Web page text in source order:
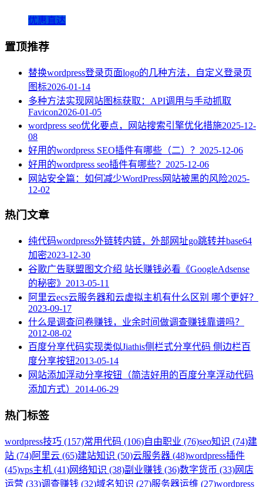
优惠直达
置顶推荐
替换wordpress登录页面logo的几种方法，自定义登录页
图标2026-01-14
多种方法实现网站图标获取：API调用与手动抓取
Favicon2026-01-05
wordpress seo优化要点，网站搜索引擎优化措施2025-12-
08
好用的wordpress SEO插件有哪些（二）？ 2025-12-06
好用的wordpress seo插件有哪些？ 2025-12-06
网站安全篇：如何减少WordPress网站被黑的风险2025-
12-02
热门文章
纯代码wordpress外链转内链，外部网址go跳转并base64
加密2023-12-30
谷歌广告联盟图文介绍 站长赚钱必看《GoogleAdsense
的秘密》 2013-05-11
阿里云ecs云服务器和云虚拟主机有什么区别 哪个更好？
2023-09-17
什么是调查问卷赚钱，业余时间做调查赚钱靠谱吗？
2012-08-02
百度分享代码实现类似Jiathis侧栏式分享代码 侧边栏百
度分享按钮2013-05-14
网站添加浮动分享按钮（简洁好用的百度分享浮动代码
添加方式） 2014-06-29
热门标签
wordpress技巧 (157)常用代码 (106)自由职业 (76)seo知识 (74)建
站 (74)阿里云 (65)建站知识 (50)云服务器 (48)wordpress插件
(45)vps主机 (41)网络知识 (38)副业赚钱 (36)数字货币 (33)网店
运营 (33)调查赚钱 (32)域名知识 (27)服务器运维 (27)wordpress